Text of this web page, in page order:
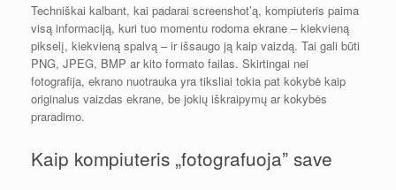
Techniškai kalbant, kai padarai screenshot’ą, kompiuteris paima
visą informaciją, kuri tuo momentu rodoma ekrane – kiekvieną
pikselį, kiekvieną spalvą – ir išsaugo ją kaip vaizdą. Tai gali būti
PNG, JPEG, BMP ar kito formato failas. Skirtingai nei
fotografija, ekrano nuotrauka yra tiksliai tokia pat kokybė kaip
originalus vaizdas ekrane, be jokių iškraipymų ar kokybės
praradimo.
Kaip kompiuteris „fotografuoja” save